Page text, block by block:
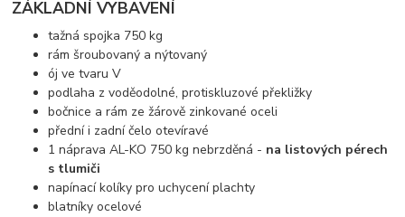
ZÁKLADNÍ VYBAVENÍ
tažná spojka 750 kg
rám šroubovaný a nýtovaný
ój ve tvaru V
podlaha z voděodolné, protiskluzové překližky
bočnice a rám ze žárově zinkované oceli
přední i zadní čelo otevíravé
1 náprava AL-KO 750 kg nebrzděná - na listových pérech
s tlumiči
napínací kolíky pro uchycení plachty
blatníky ocelové